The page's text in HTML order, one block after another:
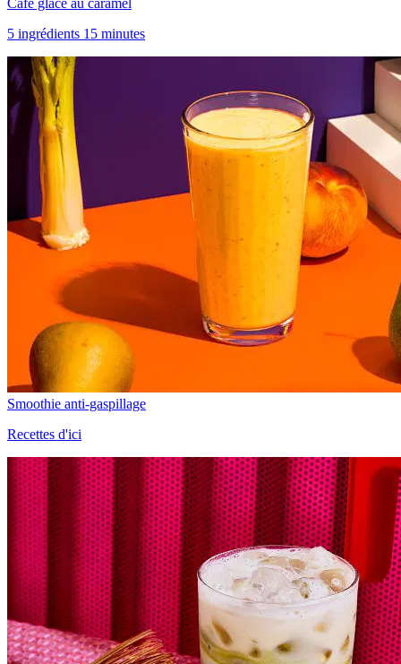
5 ingrédients 15 minutes
Smoothie anti-gaspillage
Recettes d'ici